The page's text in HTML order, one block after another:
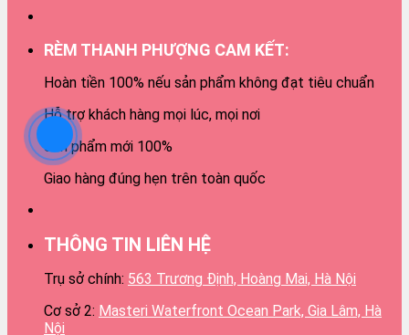
RÈM THANH PHƯỢNG CAM KẾT:
Hoàn tiền 100% nếu sản phẩm không đạt tiêu chuẩn
Hỗ trợ khách hàng mọi lúc, mọi nơi
Sản phẩm mới 100%
Giao hàng đúng hẹn trên toàn quốc
THÔNG TIN LIÊN HỆ
Trụ sở chính: 563 Trương Định, Hoàng Mai, Hà Nội
Cơ sở 2: Masteri Waterfront Ocean Park, Gia Lâm, Hà
Nội